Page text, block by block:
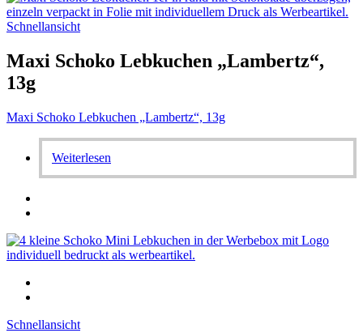
Schnellansicht
Maxi Schoko Lebkuchen „Lambertz“,
13g
Maxi Schoko Lebkuchen „Lambertz“, 13g
Weiterlesen
Schnellansicht